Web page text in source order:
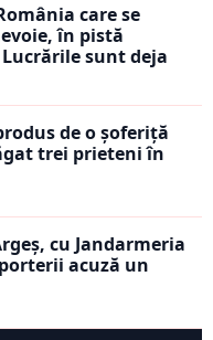
care se
în pistă
sunt deja
de o șoferiță
trei prieteni în
cu Jandarmeria
acuză un